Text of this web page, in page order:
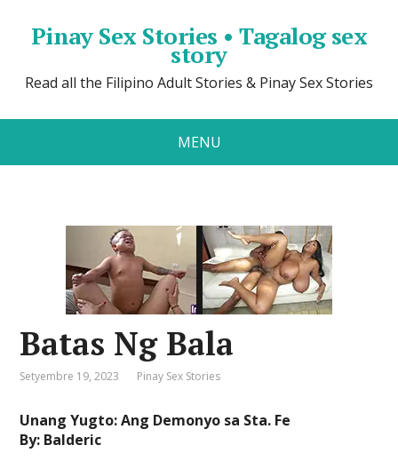
Pinay Sex Stories • Tagalog sex
story
Read all the Filipino Adult Stories & Pinay Sex Stories
MENU
Batas Ng Bala
Setyembre 19, 2023 Pinay Sex Stories
Unang Yugto: Ang Demonyo sa Sta. Fe
By: Balderic